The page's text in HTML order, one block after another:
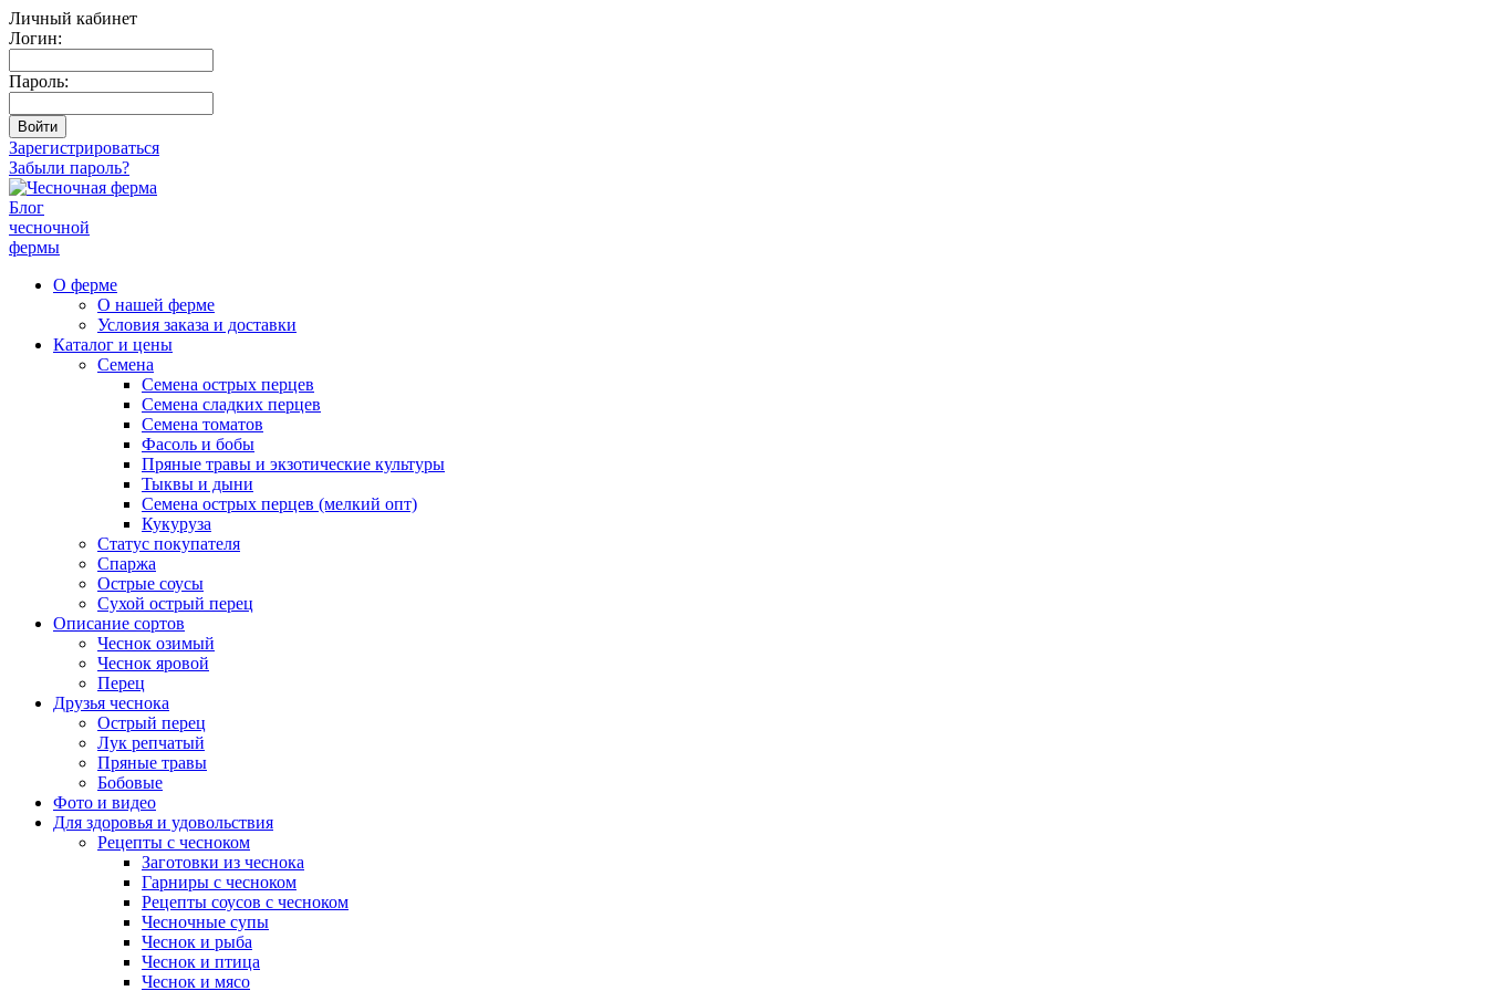
Личный кабинет
Логин:
Пароль:
Зарегистрироваться
Забыли пароль?
Блог
чесночной
фермы
О ферме
О нашей ферме
Условия заказа и доставки
Каталог и цены
Семена
Семена острых перцев
Семена сладких перцев
Семена томатов
Фасоль и бобы
Пряные травы и экзотические культуры
Тыквы и дыни
Семена острых перцев (мелкий опт)
Кукуруза
Статус покупателя
Спаржа
Острые соусы
Сухой острый перец
Описание сортов
Чеснок озимый
Чеснок яровой
Перец
Друзья чеснока
Острый перец
Лук репчатый
Пряные травы
Бобовые
Фото и видео
Для здоровья и удовольствия
Рецепты с чесноком
Заготовки из чеснока
Гарниры с чесноком
Рецепты соусов с чесноком
Чесночные супы
Чеснок и рыба
Чеснок и птица
Чеснок и мясо